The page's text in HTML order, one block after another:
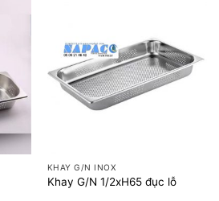
KHAY G/N INOX
Khay G/N 1/2xH65 đục lỗ